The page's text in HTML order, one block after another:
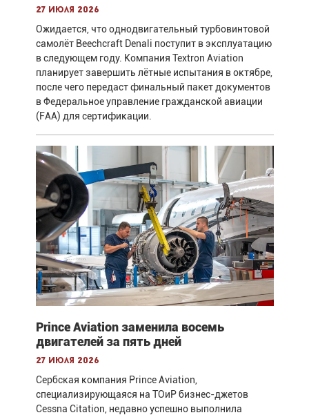
27 июля 2026
Ожидается, что однодвигательный турбовинтовой
самолёт Beechcraft Denali поступит в эксплуатацию
в следующем году. Компания Textron Aviation
планирует завершить лётные испытания в октябре,
после чего передаст финальный пакет документов
в Федеральное управление гражданской авиации
(FAA) для сертификации.
Prince Aviation заменила восемь
двигателей за пять дней
27 июля 2026
Сербская компания Prince Aviation,
специализирующаяся на ТОиР бизнес-джетов
Cessna Citation, недавно успешно выполнила